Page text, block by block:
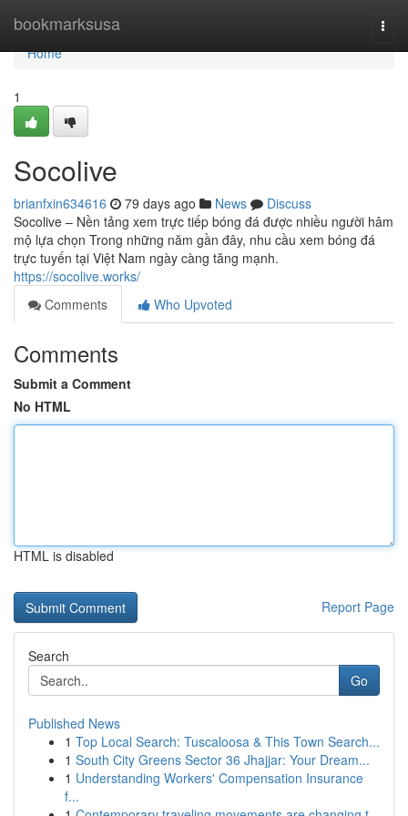
bookmarksusa
Home
Home
1
Socolive
brianfxin634616 79 days ago News
Discuss
Socolive – Nền tảng xem trực tiếp bóng đá được nhiều người hâm
mộ lựa chọn Trong những năm gần đây, nhu cầu xem bóng đá
trực tuyến tại Việt Nam ngày càng tăng mạnh.
https://socolive.works/
Comments
Who Upvoted
Comments
Submit a Comment
No HTML
HTML is disabled
Report Page
Search
Go
Published News
1 Top Local Search: Tuscaloosa & This Town Search...
1 South City Greens Sector 36 Jhajjar: Your Dream...
1 Understanding Workers' Compensation Insurance
f...